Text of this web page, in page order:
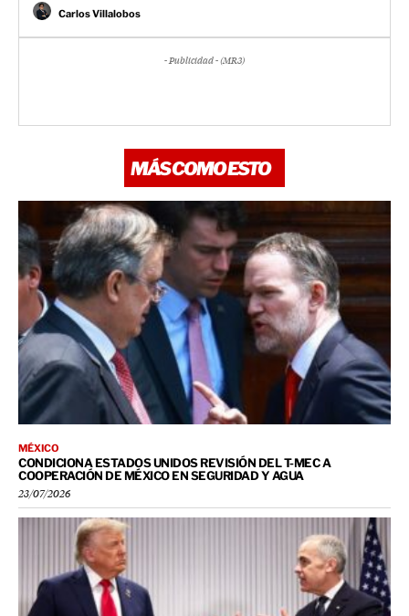
Carlos Villalobos
- Publicidad - (MR3)
MÁS COMO ESTO
MÉXICO
CONDICIONA ESTADOS UNIDOS REVISIÓN DEL T-MEC A
COOPERACIÓN DE MÉXICO EN SEGURIDAD Y AGUA
23/07/2026